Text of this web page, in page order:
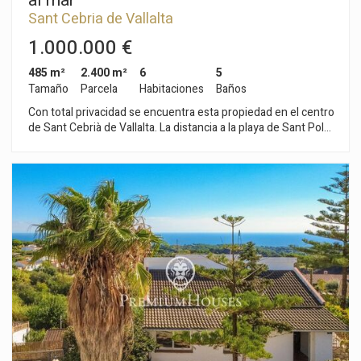
Sant Cebria de Vallalta
1.000.000 €
485 m²
Tamaño
2.400 m²
Parcela
6
Habitaciones
5
Baños
Con total privacidad se encuentra esta propiedad en el centro
de Sant Cebrià de Vallalta. La distancia a la playa de Sant Pol
naturaleza y formidables vistas tanto al mar como al Corredor
del Montnegre. La casa se ha construido en una parcela plana,
de 2.600 m2 con total privacidad y vistas al mar. Rodeada de
jardín y espacio para huerto. La vivienda se divide en dos
plantas. La planta principal consta de cocina, salón y comedor
independiente separado del salón por una puerta doble
corredera. En esta misma planta se encuentra una estancia a
día de hoy destinada a despacho, un aseo de invitados y una
gran despensa. La planta superior se compone por cuatro
dormitorios, 3 de ellos suite. Espectacular suite principal con
grandes dimensiones y salida a una espléndida terraza con
vistas al mar. En esta misma planta encontramos el espacio de
lavandería. La vivienda cuenta con un garaje para tres